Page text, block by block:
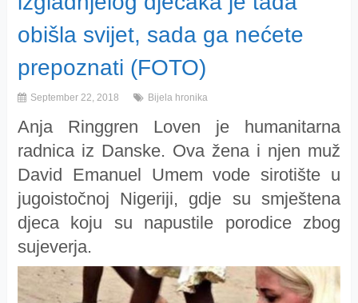
obišla svijet, sada ga nećete
prepoznati (FOTO)
September 22, 2018 Bijela hronika
Anja Ringgren Loven je humanitarna
radnica iz Danske. Ova žena i njen muž
David Emanuel Umem vode sirotište u
jugoistočnoj Nigeriji, gdje su smještena
djeca koju su napustile porodice zbog
sujeverja.